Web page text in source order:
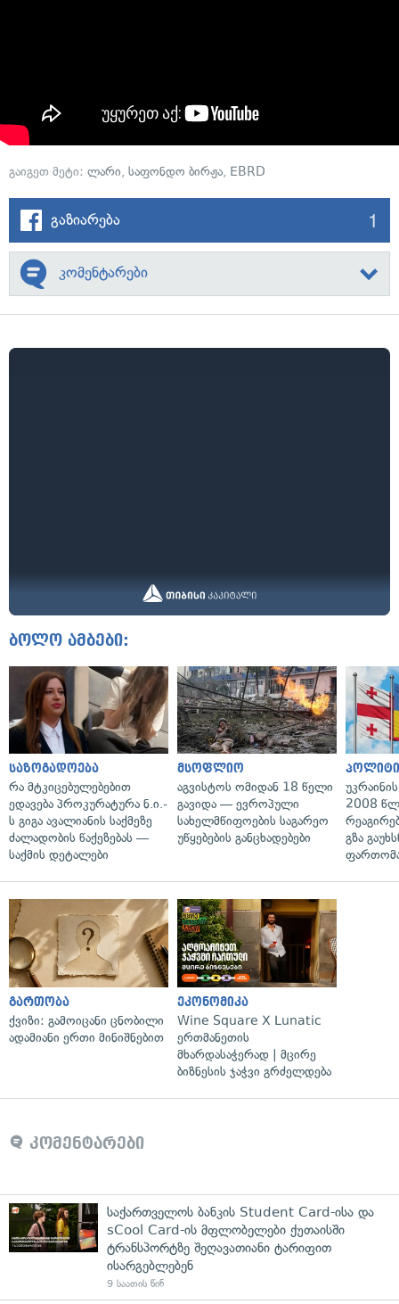
გაიგეთ მეტი: ლარი, საფონდო ბირჟა, EBRD
გაზიარება 1
კომენტარები
ბოლო ამბები:
საზოგადოება
რა მტკიცებულებებით
ედავება პროკურატურა ნ.ი.-
ს გიგა ავალიანის საქმეზე
ძალადობის წაქეზებას —
საქმის დეტალები
მსოფლიო
აგვისტოს ომიდან 18 წელი
გავიდა — ევროპული
სახელმწიფოების საგარეო
უწყებების განცხადებები
2008
გზა
გართობა
ქვიზი: გამოიცანი ცნობილი
ადამიანი ერთი მინიშნებით
ეკონომიკა
Wine Square X Lunatic
ერთმანეთის
მხარდასაჭერად | მცირე
ბიზნესის ჯაჭვი გრძელდება
კომენტარები
საქართველოს ბანკის Student Card-ისა და
sCool Card-ის მფლობელები ქუთაისში
ტრანსპორტზე შეღავათიანი ტარიფით
ისარგებლებენ
9 საათის წინ